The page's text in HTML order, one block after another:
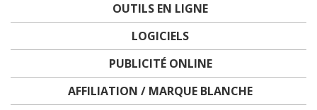
OUTILS EN LIGNE
LOGICIELS
PUBLICITÉ ONLINE
AFFILIATION / MARQUE BLANCHE